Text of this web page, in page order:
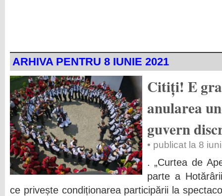
ARHIVA PENTRU 8 IUNIE 2021
Citiți! E
anularea
guvern
• publicat la 8
. „Curtea de
parte a
ce privește condiționarea participării la